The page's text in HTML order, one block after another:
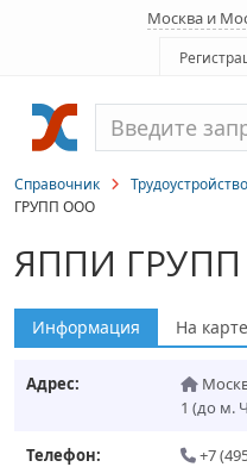
Москва и
Справочник Трудоустройство
ГРУПП ООО
ЯППИ
Информация На карте
Адрес:
1 (до м.
Телефон: +7